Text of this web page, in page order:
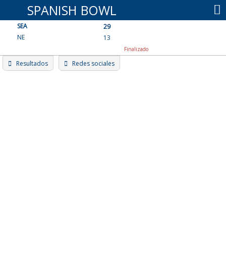
content
SPANISH BOWL
SEA
29
NE
13
Finalizado
Resultados Redes sociales